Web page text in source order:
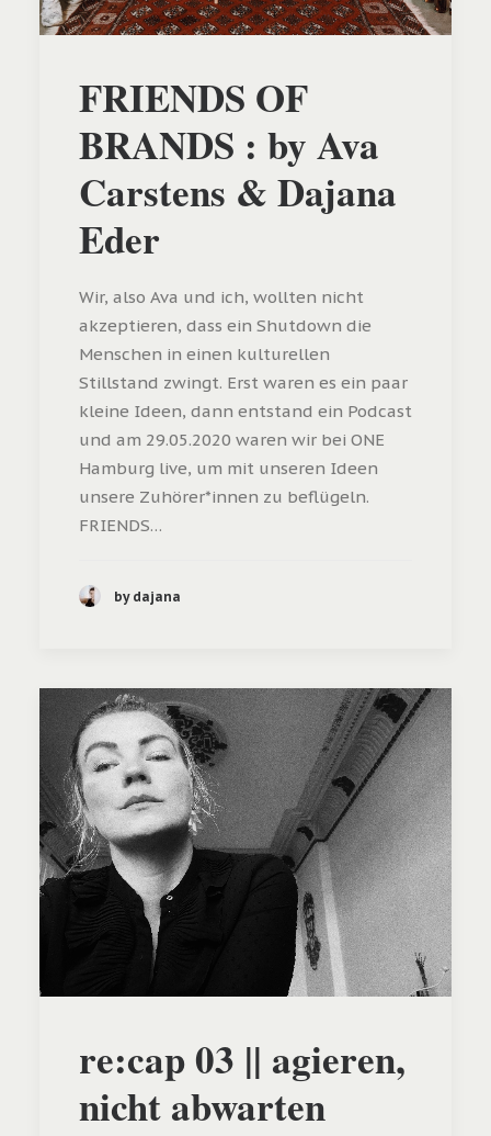
FRIENDS OF
BRANDS : by Ava
Carstens & Dajana
Eder
Wir, also Ava und ich, wollten nicht
akzeptieren, dass ein Shutdown die
Menschen in einen kulturellen
Stillstand zwingt. Erst waren es ein paar
kleine Ideen, dann entstand ein Podcast
und am 29.05.2020 waren wir bei ONE
Hamburg live, um mit unseren Ideen
unsere Zuhörer*innen zu beflügeln.
FRIENDS…
by dajana
re:cap 03 || agieren,
nicht abwarten